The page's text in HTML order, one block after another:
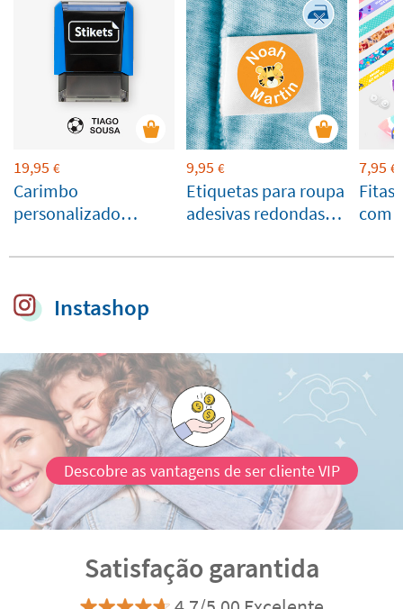
19,95 €
Carimbo
personalizado
tecido e objetos
9,95 €
Etiquetas para roupa
adesivas redondas
7,95 €
Fitas
com
Instashop
Descobre as vantagens de ser cliente VIP
Satisfação garantida